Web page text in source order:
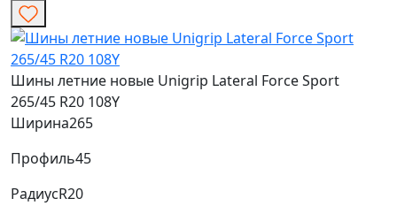
Шины летние новые Unigrip Lateral Force Sport
265/45 R20 108Y
Ширина265
Профиль45
РадиусR20